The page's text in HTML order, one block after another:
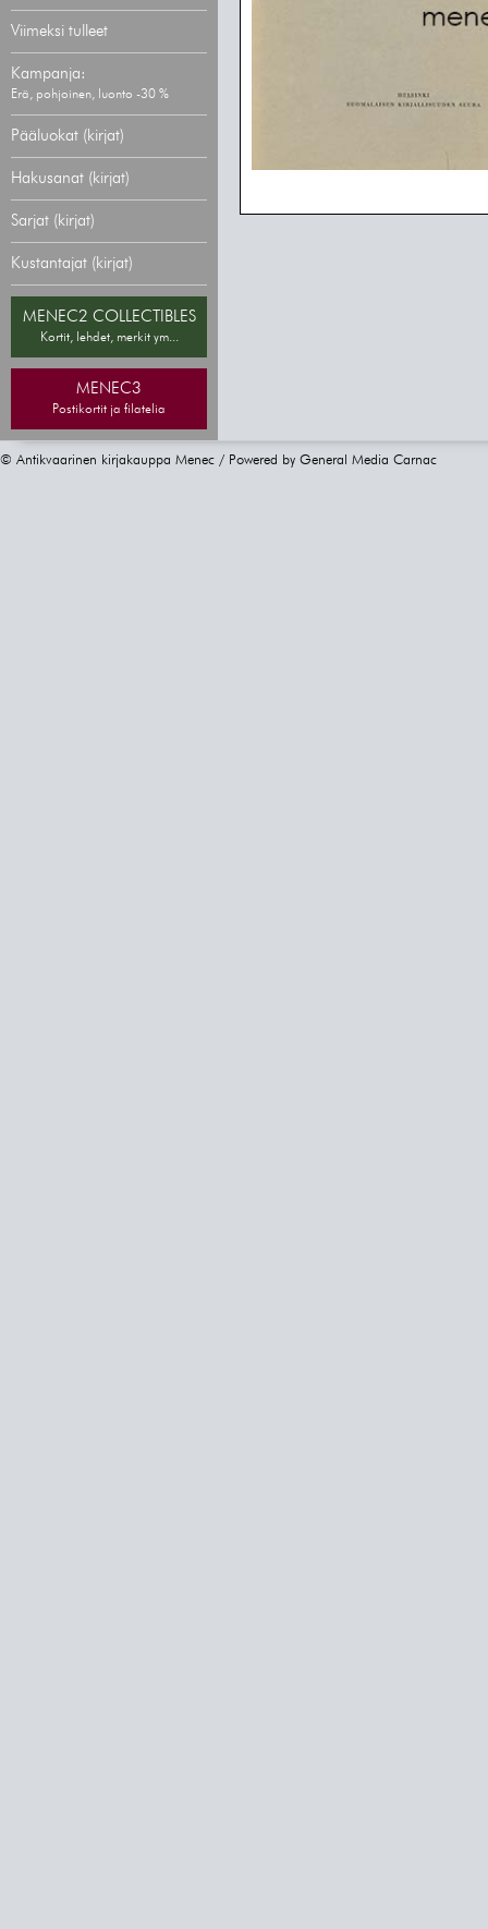
Viimeksi tulleet
Kampanja:
Erä, pohjoinen, luonto -30 %
Pääluokat (kirjat)
Hakusanat (kirjat)
Sarjat (kirjat)
Kustantajat (kirjat)
MENEC2 COLLECTIBLES
Kortit, lehdet, merkit ym...
MENEC3
Postikortit ja filatelia
© Antikvaarinen kirjakauppa Menec / Powered by General Media Carnac